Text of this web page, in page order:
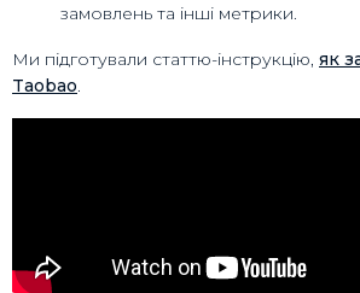
замовлень та інші метрики.
Ми підготували статтю-інструкцію, як
Taobao.